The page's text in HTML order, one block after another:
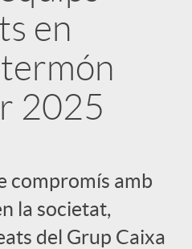
en
2025
compromís amb
la societat,
del Grup Caixa